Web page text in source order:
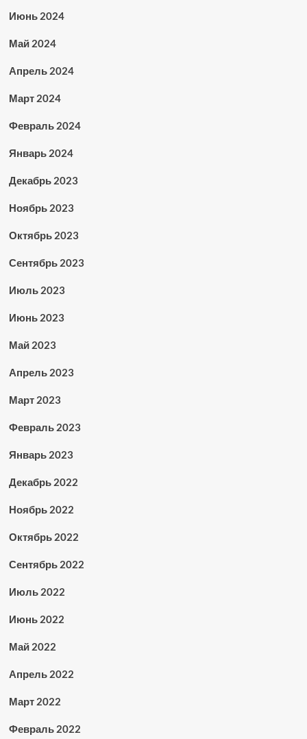
Июнь 2024
Май 2024
Апрель 2024
Март 2024
Февраль 2024
Январь 2024
Декабрь 2023
Ноябрь 2023
Октябрь 2023
Сентябрь 2023
Июль 2023
Июнь 2023
Май 2023
Апрель 2023
Март 2023
Февраль 2023
Январь 2023
Декабрь 2022
Ноябрь 2022
Октябрь 2022
Сентябрь 2022
Июль 2022
Июнь 2022
Май 2022
Апрель 2022
Март 2022
Февраль 2022